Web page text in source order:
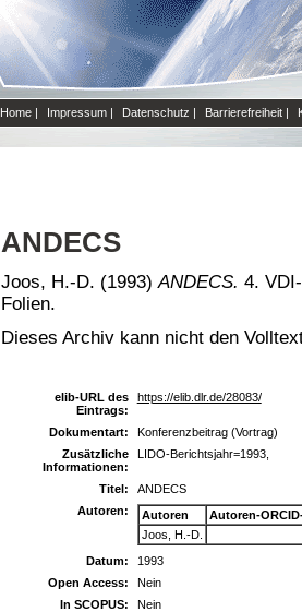
Home | Impressum | Datenschutz | Barrierefreiheit |
ANDECS
Joos, H.-D. (1993) ANDECS. 4.
Folien.
Dieses Archiv kann nicht den
elib-URL des
Eintrags:
https://elib.dlr.de/28083/
Dokumentart:
Konferenzbeitrag (Vortrag)
Zusätzliche
Informationen:
LIDO-Berichtsjahr=1993,
Titel:
ANDECS
Autoren:
Autoren
Autoren-
Joos, H.-D.
Datum:
1993
Open Access:
Nein
In SCOPUS:
Nein